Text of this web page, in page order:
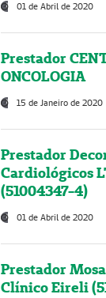
01 de Abril de 2020
Prestador
ONCOLOGIA
15 de Janeiro de 2020
Prestador
Cardiológicos
(51004347-4)
01 de Abril de 2020
Prestador
Clínico Eireli